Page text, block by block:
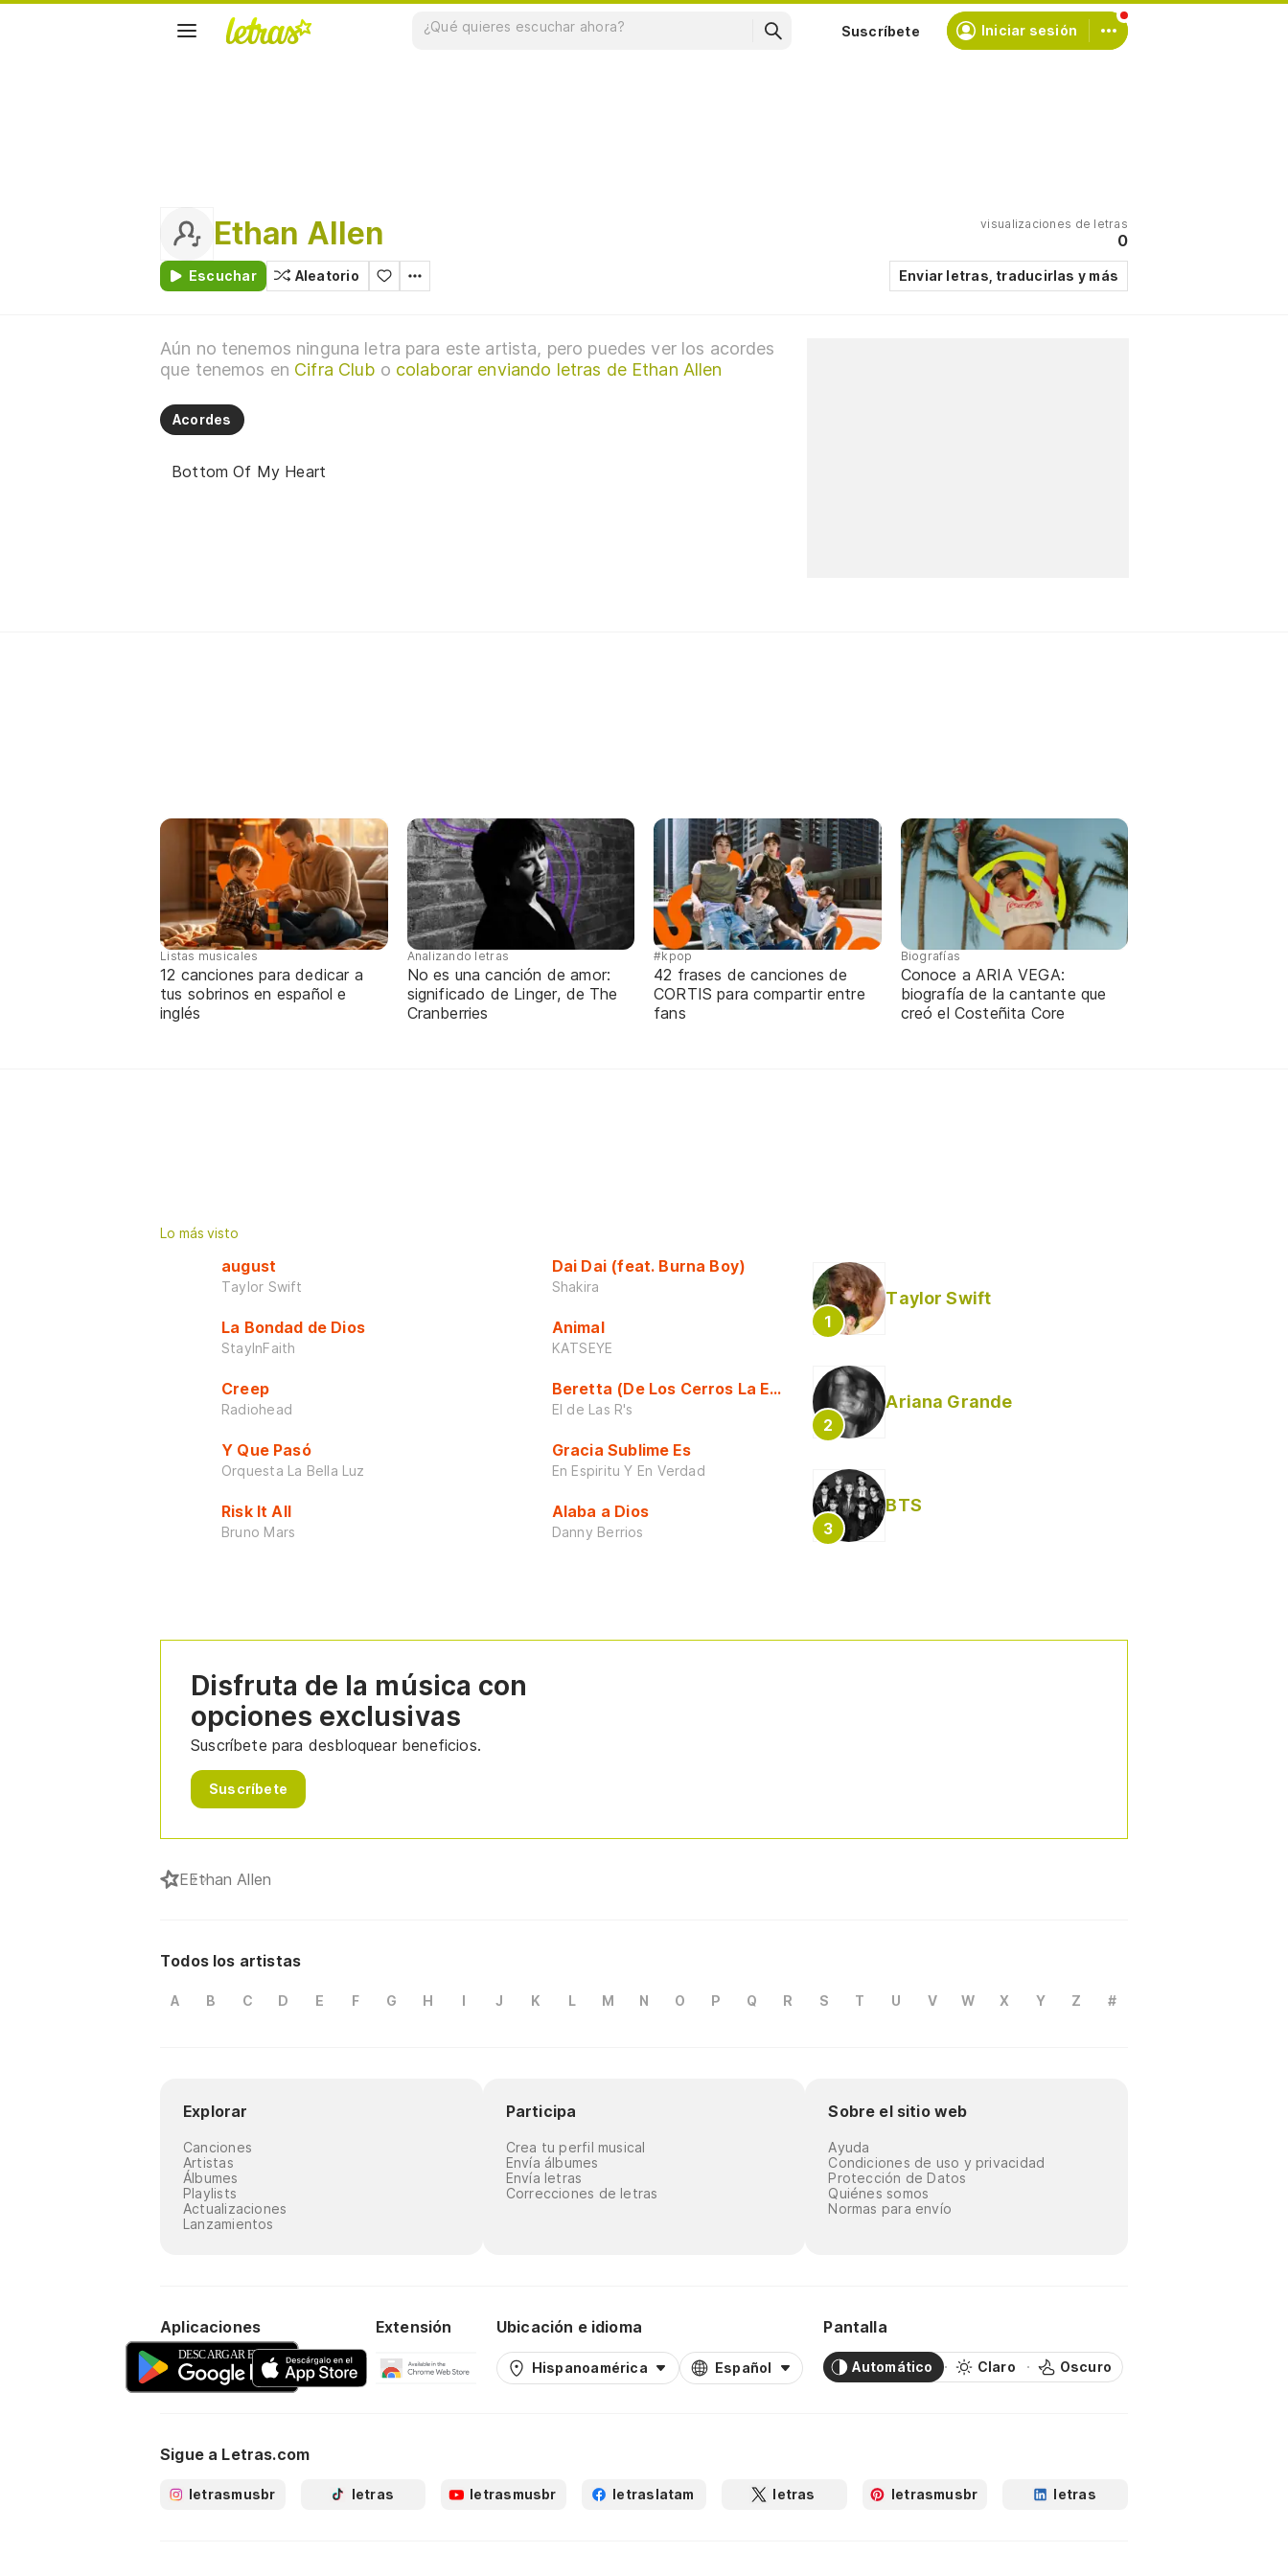
Suscríbete Iniciar sesión
Ethan Allen
Escuchar Aleatorio
visualizaciones de letras
0
Enviar letras, traducirlas y más
Aún no tenemos ninguna letra para este artista, pero puedes ver los acordes
que tenemos en Cifra Club o colaborar enviando letras de Ethan Allen
Acordes
Bottom Of My Heart
Listas musicales
12 canciones para dedicar a
tus sobrinos en español e
inglés
Analizando letras
No es una canción de amor:
significado de Linger, de The
Cranberries
#kpop
42 frases de canciones de
CORTIS para compartir entre
fans
Biografías
Conoce a ARIA VEGA:
biografía de la cantante que
creó el Costeñita Core
Lo más visto
august
Taylor Swift
La Bondad de Dios
StayInFaith
Creep
Radiohead
Y Que Pasó
Orquesta La Bella Luz
Risk It All
Bruno Mars
Dai Dai (feat. Burna Boy)
Shakira
Animal
KATSEYE
Beretta (De Los Cerros La Escuela)
El de Las R's
Gracia Sublime Es
En Espiritu Y En Verdad
Alaba a Dios
Danny Berrios
Taylor Swift
Ariana Grande
BTS
Disfruta de la música con
opciones exclusivas
Suscríbete para desbloquear beneficios.
Suscríbete
EEthan Allen
Todos los artistas
A B C D E F G H I J K L M N O P Q R S T U V W X Y Z #
Explorar
Canciones
Artistas
Álbumes
Playlists
Actualizaciones
Lanzamientos
Participa
Crea tu perfil musical
Envía álbumes
Envía letras
Correcciones de letras
Sobre el sitio web
Ayuda
Condiciones de uso y privacidad
Protección de Datos
Quiénes somos
Normas para envío
Aplicaciones Extensión Ubicación e idioma
Hispanoamérica Español
Pantalla
Automático Claro Oscuro
Sigue a Letras.com
letrasmusbr letras letrasmusbr letraslatam letras letrasmusbr letras